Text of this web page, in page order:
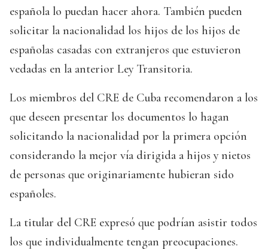
española lo puedan hacer ahora. También pueden
solicitar la nacionalidad los hijos de los hijos de
españolas casadas con extranjeros que estuvieron
vedadas en la anterior Ley Transitoria.
Los miembros del CRE de Cuba recomendaron a los
que deseen presentar los documentos lo hagan
solicitando la nacionalidad por la primera opción
considerando la mejor vía dirigida a hijos y nietos
de personas que originariamente hubieran sido
españoles.
La titular del CRE expresó que podrían asistir todos
los que individualmente tengan preocupaciones.